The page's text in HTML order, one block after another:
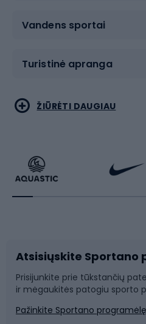
Vandens sportai
Turistinė apranga
Bėgimas
Dviratininkų apranga
Dviračių dalys
Laipiojimas
Koviniai sportai
Rakečių sportas
Rogutės ir čiuožynės
Snieglenčių sportas
ŽIŪRĖTI DAUGIAU
Atsisiųskite Sportano
Prisijunkite prie tūkstančių
ir mėgaukitės patogiu sporto
Pažinkite Sportano